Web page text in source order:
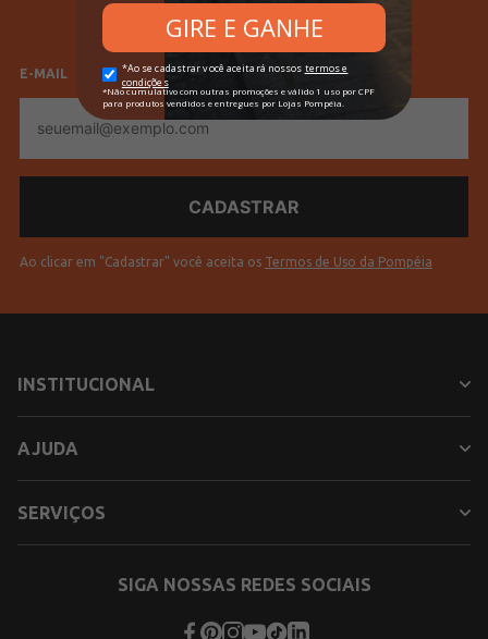
Laranja
Feminino Masculino
E-MAIL
mail
Ao clicar em "Cadastrar" você aceita os Termos de Uso da Pompéia
INSTITUCIONAL
AJUDA
SERVIÇOS
SIGA NOSSAS REDES SOCIAIS